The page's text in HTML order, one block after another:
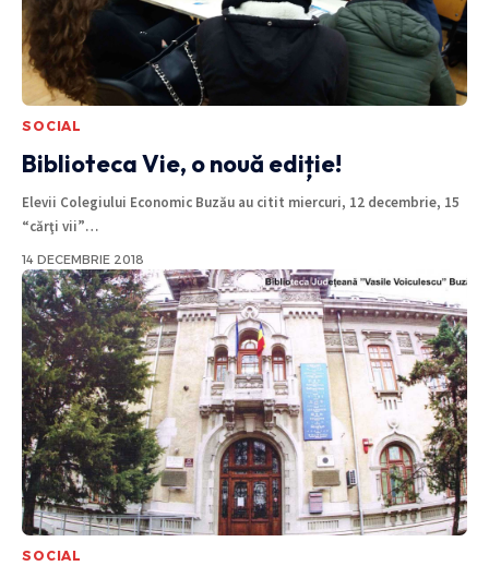
SOCIAL
Biblioteca Vie, o nouă ediție!
Elevii Colegiului Economic Buzău au citit miercuri, 12 decembrie, 15
“cărţi vii”…
14 DECEMBRIE 2018
SOCIAL